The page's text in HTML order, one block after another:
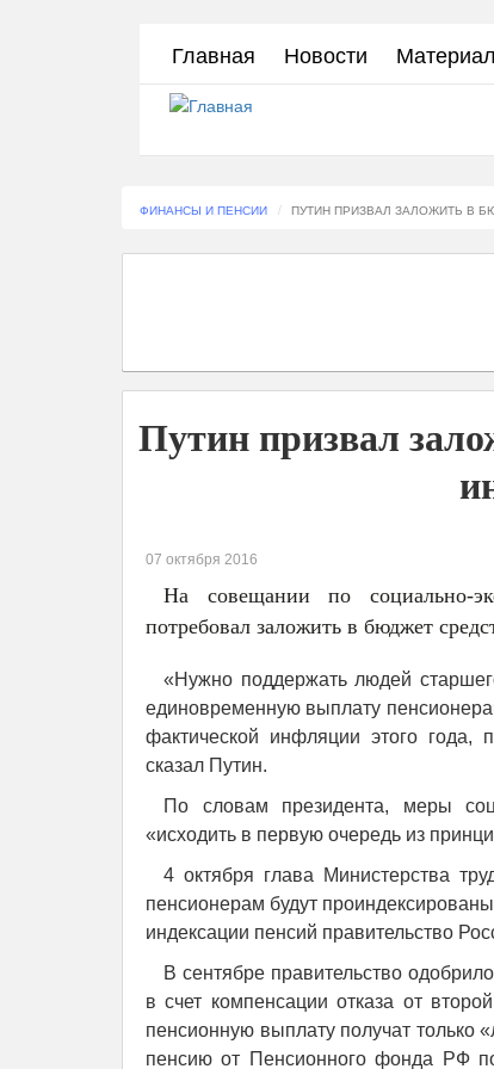
Главная Новости
ФИНАНСЫ И ПЕНСИИ ПУТИН ПРИЗВАЛ ЗАЛОЖИТЬ В
Путин призвал
07 октября 2016
На совещании по социально-
потребовал заложить в бюджет
«Нужно поддержать людей
единовременную выплату
фактической инфляции этого
сказал Путин.
По словам президента, меры
«исходить в первую очередь из
4 октября глава Министерства
пенсионерам будут
индексации пенсий правительство
В сентябре правительство
в счет компенсации отказа от
пенсионную выплату получат
пенсию от Пенсионного фонда РФ